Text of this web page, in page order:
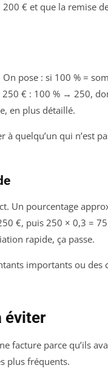
€ et que la remise
pose : si 100 % =
€ : 100 % → 250,
en plus détaillé.
quelqu’un qui n’est
Un pourcentage
€, puis 250 × 0,3 =
rapide, ça passe.
importants ou des
éviter
facture parce qu’ils
plus fréquents.